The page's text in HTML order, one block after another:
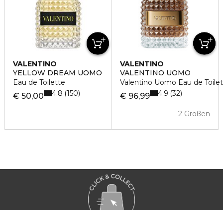
VALENTINO
YELLOW DREAM UOMO
Eau de Toilette
€ 50,00 4.8 150
VALENTINO
VALENTINO UOMO
Valentino Uomo Eau de
€ 96,99
2 Größen
4.9 32